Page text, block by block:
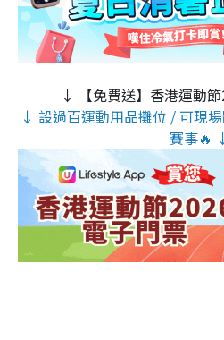
↓ 【免費送】香港運動
↓ 設過百運動用品攤位 / 可現
賽事🔥